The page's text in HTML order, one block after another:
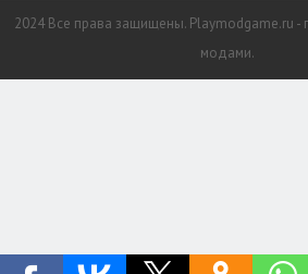
2024 Все права защищены. Playmodgame.ru -
модами.